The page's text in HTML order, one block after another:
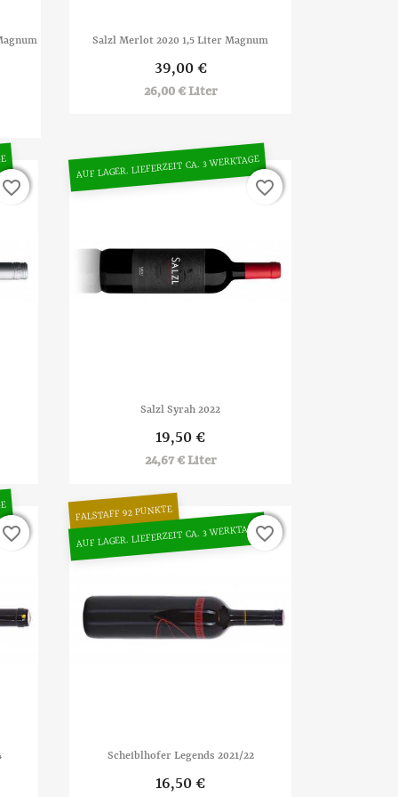
 Vorschau
Salzl Merlot 2020 1,5 Liter Magnum
39,00 €
26,00 € Liter
favorite_border
favorite_border
 Vorschau
Salzl Syrah 2022
19,50 €
24,67 € Liter
AUF LAGER. LIEFERZEIT CA. 3 WERKTAGE
favorite_border
favorite_border
favorite_border
favorite_border
 Vorschau
Scheiblhofer Legends 2021/22
16,50 €
FALSTAFF 92 PUNKTE
AUF LAGER. LIEFERZEIT CA. 3 WERKTAGEfavorite_border
favorite_border